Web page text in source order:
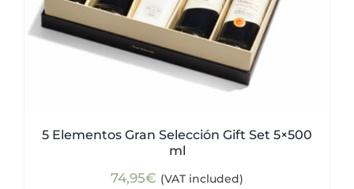
5 Elementos Gran Selección Gift Set 5×500
ml
74,95€ (VAT included)